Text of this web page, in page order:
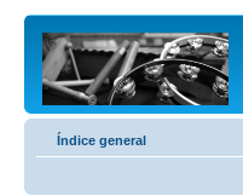
Índice general